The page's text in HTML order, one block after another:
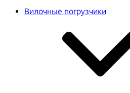
Вилочные погрузчики